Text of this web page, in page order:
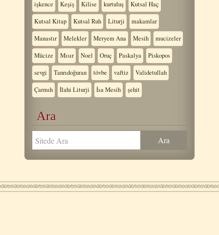
işkence Keşiş Kilise kurtuluş Kutsal Haç
Kutsal Kitap Kutsal Ruh Liturji makamlar
Manastır Melekler Meryem Ana Mesih mucizeler
Mücize Mısır Noel Oruç Paskalya Piskopos
sevgi Tanrıdoğuran tövbe vaftiz Validetullah
Çarmıh İlahi Liturji İsa Mesih şehit
Ara